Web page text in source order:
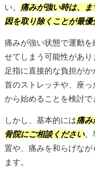
い。 痛みが強い時は、
因を取り除くことが最優
痛みが強い状態で運動
せてしまう可能性があり
足指に直接的な負担が
首のストレッチや、座
から始めることを検討で
しかし、基本的には痛み
骨院にご相談ください。
置や、痛みを和らげな
ます。